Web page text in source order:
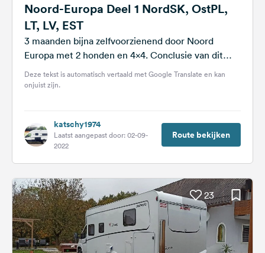
Noord-Europa Deel 1 NordSK, OstPL,
LT, LV, EST
3 maanden bijna zelfvoorzienend door Noord
Europa met 2 honden en 4x4. Conclusie van dit
deel: In die tijd waren we...
Deze tekst is automatisch vertaald met Google Translate en kan
onjuist zijn.
katschy1974
Laatst aangepast door: 02-09-
2022
Route bekijken
23